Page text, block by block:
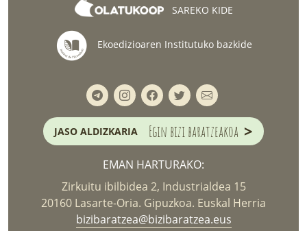
SAREKO KIDE
Ekoedizioaren Institutuko bazkide
JASO ALDIZKARIA Egin bizi baratzeakoa >
EMAN HARTURAKO:
Zirkuitu ibilbidea 2, Industrialdea 15
20160 Lasarte-Oria. Gipuzkoa. Euskal Herria
bizibaratzea@bizibaratzea.eus